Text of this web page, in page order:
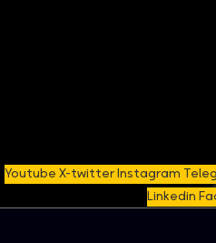
YoutubeX-twitterInstagram
Linkedin